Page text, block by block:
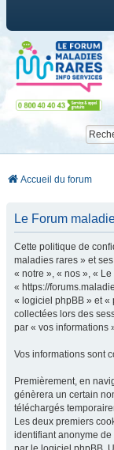
Accueil du forum
Le Forum
Cette politique de
maladies rares » et
« notre », « nos », «
« https://
« logiciel phpBB » et «
collectées lors des
par « vos informations
Vos informations sont
Premièrement, en
génèrera un certain
téléchargés
Les deux premiers
identifiant anonyme